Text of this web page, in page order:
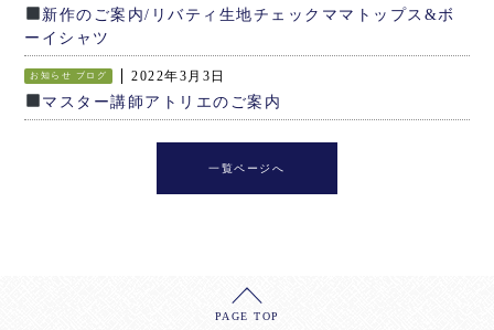
新作のご案内/リバティ生地チェックママトップス&ボ
ーイシャツ
お知らせ ブログ 2022年3月3日
マスター講師アトリエのご案内
一覧ページへ
PAGE TOP